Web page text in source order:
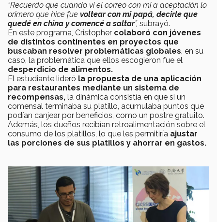
“Recuerdo que cuando vi el correo con mi a aceptación lo
primero que hice fue voltear con mi papá, decirle que
quedé en china y comencé a saltar”, subrayó.
En este programa, Cristopher colaboró con jóvenes
de distintos continentes en proyectos que
buscaban resolver problemáticas globales, en su
caso, la problemática que ellos escogieron fue el
desperdicio de alimentos.
El estudiante lideró la propuesta de una aplicación
para restaurantes mediante un sistema de
recompensas, la dinámica consistía en que si un
comensal terminaba su platillo, acumulaba puntos que
podían canjear por beneficios, como un postre gratuito.
Además, los dueños recibían retroalimentación sobre el
consumo de los platillos, lo que les permitiría ajustar
las porciones de sus platillos y ahorrar en gastos.